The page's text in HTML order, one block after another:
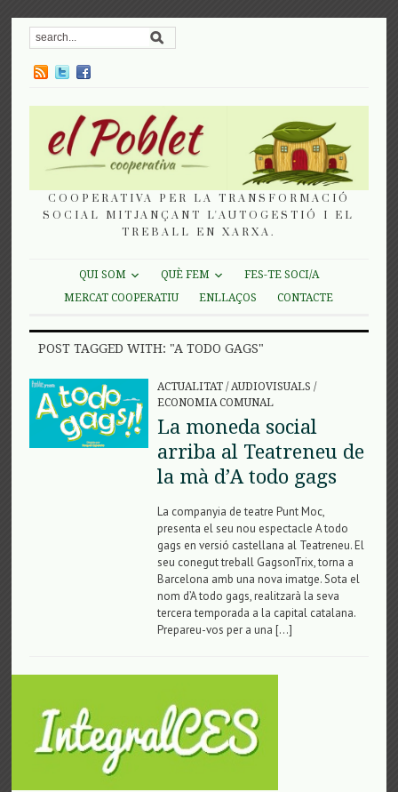
COOPERATIVA PER LA TRANSFORMACIÓ
SOCIAL MITJANÇANT L'AUTOGESTIÓ I EL
TREBALL EN XARXA.
QUI SOM QUÈ FEM
FES-TE SOCI/A
MERCAT COOPERATIU
ENLLAÇOS CONTACTE
POST TAGGED WITH: "A TODO GAGS"
ACTUALITAT/AUDIOVISUALS /
ECONOMIA COMUNAL
La moneda social
arriba al Teatreneu de
la mà d’A todo gags
La companyia de teatre Punt Moc,
presenta el seu nou espectacle A todo
gags en versió castellana al Teatreneu. El
seu conegut treball GagsonTrix, torna a
Barcelona amb una nova imatge. Sota el
nom d’A todo gags, realitzarà la seva
tercera temporada a la capital catalana.
Prepareu-vos per a una […]